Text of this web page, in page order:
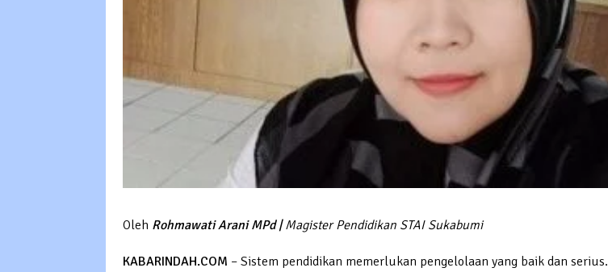
Oleh Rohmawati Arani MPd |Magister Pendidikan STAI Sukabumi
KABARINDAH.COM – Sistem pendidikan memerlukan pengelolaan yang baik dan serius.